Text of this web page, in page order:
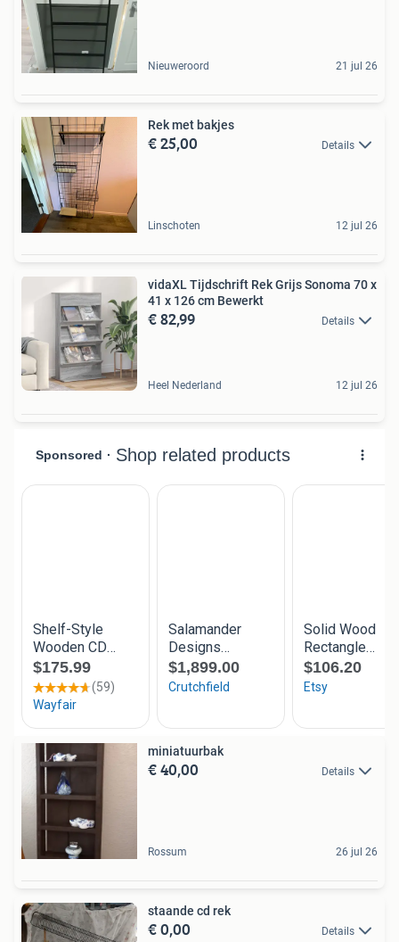
Nieuweroord 21 jul 26
Rek met bakjes
€ 25,00 Details
Linschoten 12 jul 26
vidaXL Tijdschrift Rek Grijs Sonoma 70 x
41 x 126 cm Bewerkt
€ 82,99 Details
Heel Nederland 12 jul 26
miniatuurbak
€ 40,00 Details
Rossum 26 jul 26
staande cd rek
€ 0,00 Details